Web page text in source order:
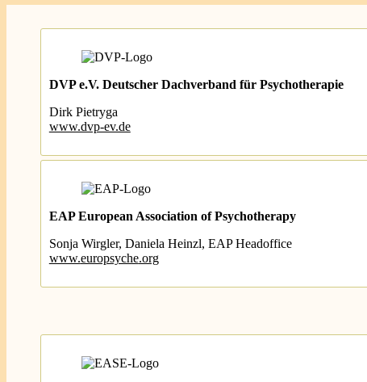
DVP e.V. Deutscher Dachverband für Psychotherapie
Dirk Pietryga
www.dvp-ev.de
EAP European Association of Psychotherapy
Sonja Wirgler, Daniela Heinzl, EAP Headoffice
www.europsyche.org